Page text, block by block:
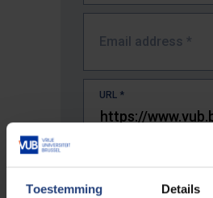
Toestemming Details
Email address *
URL *
The full URL of the page